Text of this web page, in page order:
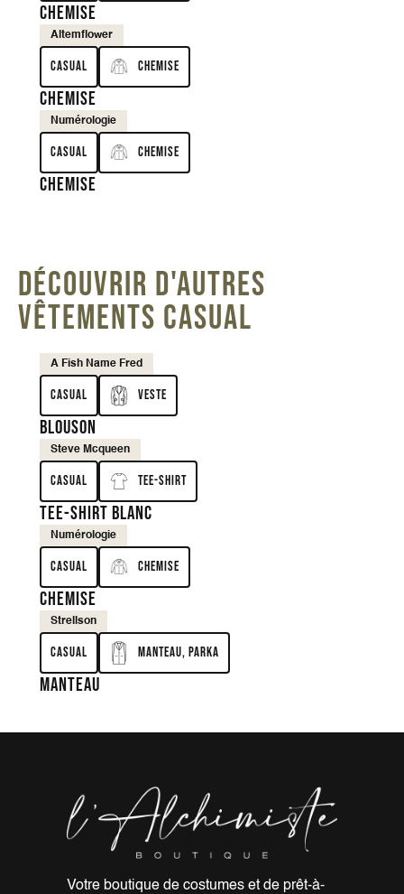
Chemise
Altemflower
Casual Chemise
Chemise
Numérologie
Casual Chemise
Chemise
DÉCOUVRIR D'AUTRES
VÊTEMENTS CASUAL
A Fish Name Fred
Casual Veste
Blouson
Steve Mcqueen
Casual Tee-shirt
Tee-shirt blanc
Numérologie
Casual Chemise
Chemise
Strellson
Casual Manteau, Parka
Manteau
Votre boutique de costumes et de prêt-à-